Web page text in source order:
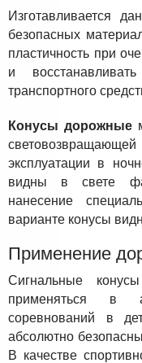
Изготавливается
безопасных
пластичность при
и
транспортного
Конусы дорожные
эксплуатации в
видны в свете
нанесение
варианте конусы
Применение
Сигнальные
применяться в
соревнований в
абсолютно
В качестве